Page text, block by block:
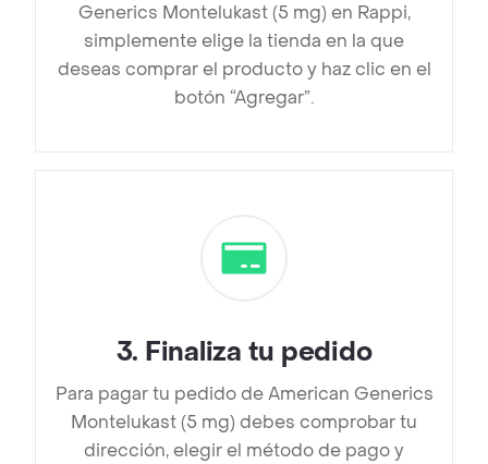
Generics Montelukast (5 mg) en Rappi,
simplemente elige la tienda en la que
deseas comprar el producto y haz clic en el
botón “Agregar”.
3. Finaliza tu pedido
Para pagar tu pedido de American Generics
Montelukast (5 mg) debes comprobar tu
dirección, elegir el método de pago y